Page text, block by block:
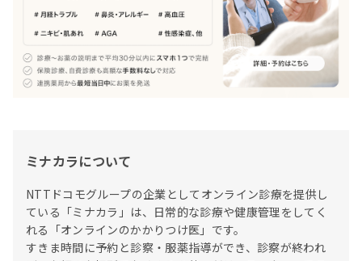
ミナカラについて
NTTドコモグループの企業としてオンライン診療を提供し
ている「ミナカラ」は、日常的な診療や健康管理をしてく
れる「オンラインのかかりつけ医」です。
すきま時間に予約と診察・服薬指導ができ、診察が終われ